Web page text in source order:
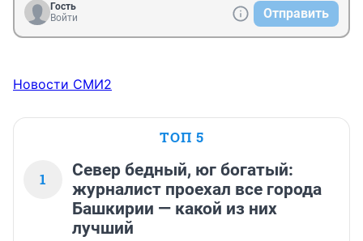
Гость
Войти
Отправить
Новости СМИ2
ТОП 5
1
Север бедный, юг богатый:
журналист проехал все города
Башкирии — какой из них
лучший